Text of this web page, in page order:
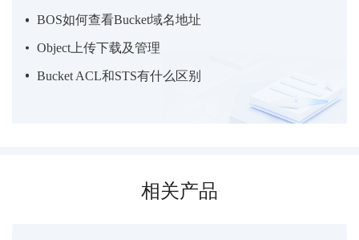
BOS如何查看Bucket域名地址
Object上传下载及管理
Bucket ACL和STS有什么区别
相关产品